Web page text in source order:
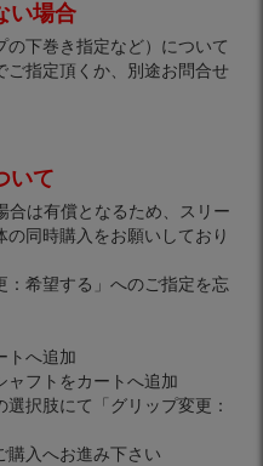
い場合
下巻き指定など）について
ご指定頂くか、別途お問合せ
いて
合は有償となるため、スリー
同時購入をお願いしており
：希望する」へのご指定を忘
トへ追加
ャフトをカートへ追加
選択肢にて「グリップ変更：
購入へお進み下さい